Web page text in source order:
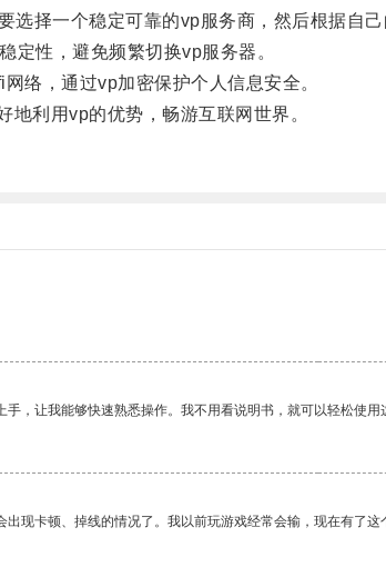
择一个稳定可靠的vp服务商，然后根据自己
性，避免频繁切换vp服务器。
，通过vp加密保护个人信息安全。
利用vp的优势，畅游互联网世界。
，让我能够快速熟悉操作。我不用看说明书，就可以轻松使用
现卡顿、掉线的情况了。我以前玩游戏经常会输，现在有了这